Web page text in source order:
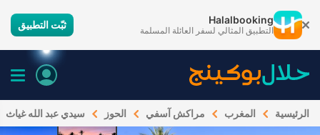
Halalbooking
التطبيق المثالي لسفر العائلة المسلمة ثبّت التطبيق
الرئيسية المغرب مراكش آسفي الحوز سيدي عبد الله غياث